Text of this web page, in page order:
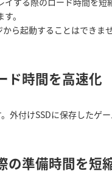
。
ら起動することはできま
ド時間を高速化
外付けSSDに保存したゲ
の準備時間を短